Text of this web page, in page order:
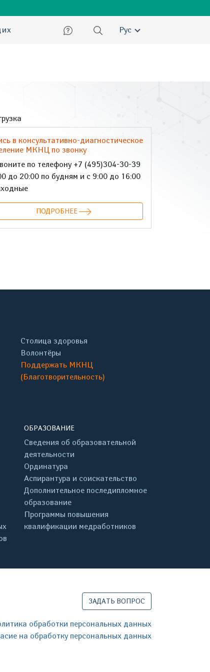
Русский
в консультативно-диагностическое
МКНЦ по звонку
по телефону +7 (495)304-30-39
до 20:00 по будням и с 9:00 до 16:00
ПОДРОБНЕЕ
Столица здоровья
Волонтёры
Поддержать МКНЦ
(Благотворительность)
ОБРАЗОВАНИЕ
Сведения об образовательной
деятельности
Ординатура
Аспирантура и соискательство
Дополнительное последипломное
образование
Программы повышения
квалификации медработников
ЗАДАТЬ ВОПРОС
обработки персональных данных
на обработку персональных данных